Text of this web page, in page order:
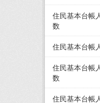
住民基本台帳
数
住民基本台帳
住民基本台帳
数
住民基本台帳